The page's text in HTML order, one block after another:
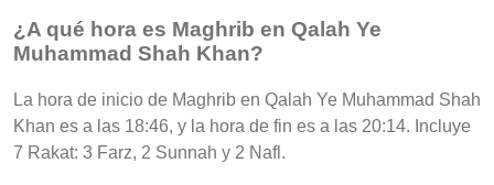
¿A qué hora es Maghrib en Qalah Ye
Muhammad Shah Khan?
La hora de inicio de Maghrib en Qalah Ye Muhammad Shah
Khan es a las 18:46, y la hora de fin es a las 20:14. Incluye
7 Rakat: 3 Farz, 2 Sunnah y 2 Nafl.